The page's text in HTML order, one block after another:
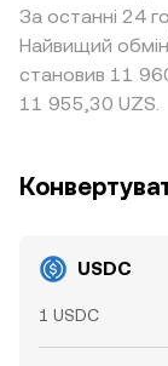
За останні 24
Найвищий
становив 11
11 955,30 UZS.
USDC
1 USDC